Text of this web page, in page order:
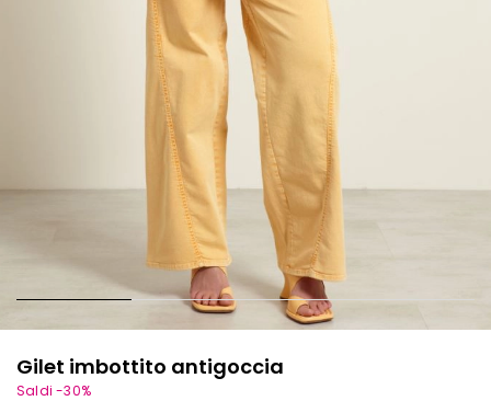
Gilet imbottito antigoccia
Saldi -30%